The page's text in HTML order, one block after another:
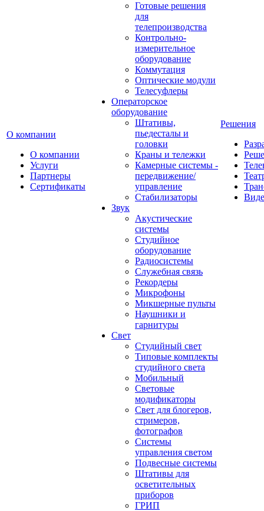
О компании
О компании
Услуги
Партнеры
Сертификаты
Готовые решения
для
телепроизводства
Контрольно-
измерительное
оборудование
Коммутация
Оптические модули
Телесуфлеры
Операторское
оборудование
Штативы,
пьедесталы и
головки
Краны и тележки
Камерные системы -
передвижение/
управление
Стабилизаторы
Звук
Акустические
системы
Студийное
оборудование
Радиосистемы
Служебная связь
Рекордеры
Микрофоны
Микшерные пульты
Наушники и
гарнитуры
Свет
Студийный свет
Типовые комплекты
студийного света
Мобильный
Световые
модификаторы
Свет для блогеров,
стримеров,
фотографов
Системы
управления светом
Подвесные системы
Штативы для
осветительных
приборов
ГРИП
Решения